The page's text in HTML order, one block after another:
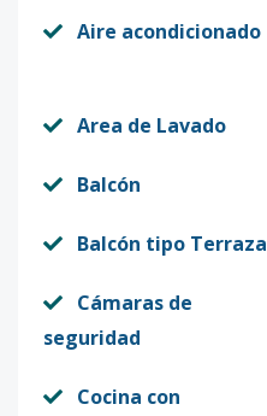
Aire acondicionado
Area de Lavado
Balcón
Balcón tipo Terraza
Cámaras de
seguridad
Cocina con